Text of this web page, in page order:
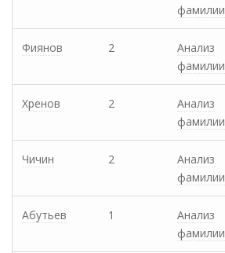
фамилии
Фиянов 2
Анализ
фамилии
Хренов 2
Анализ
фамилии
Чичин 2
Анализ
фамилии
Абутьев 1
Анализ
фамилии